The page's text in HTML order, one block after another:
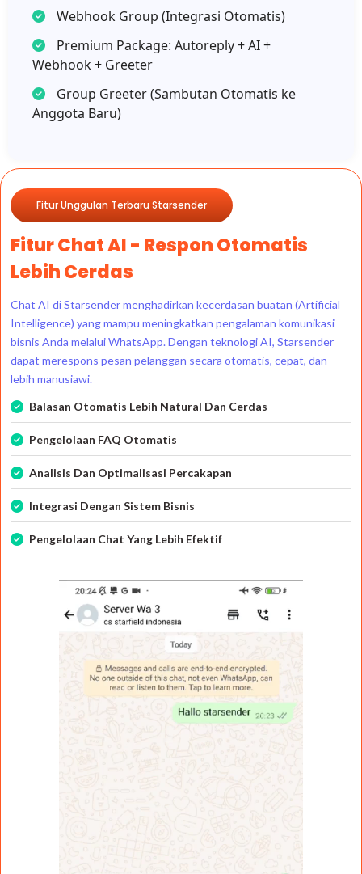
Webhook Group (Integrasi Otomatis)
Premium Package: Autoreply + AI +
Webhook + Greeter
Group Greeter (Sambutan Otomatis ke
Anggota Baru)
Fitur Unggulan Terbaru Starsender
Fitur Chat AI - Respon Otomatis
Lebih Cerdas
Chat AI di Starsender menghadirkan kecerdasan buatan (Artificial
Intelligence) yang mampu meningkatkan pengalaman komunikasi
bisnis Anda melalui WhatsApp. Dengan teknologi AI, Starsender
dapat merespons pesan pelanggan secara otomatis, cepat, dan
lebih manusiawi.
Balasan Otomatis Lebih Natural Dan Cerdas
Pengelolaan FAQ Otomatis
Analisis Dan Optimalisasi Percakapan
Integrasi Dengan Sistem Bisnis
Pengelolaan Chat Yang Lebih Efektif